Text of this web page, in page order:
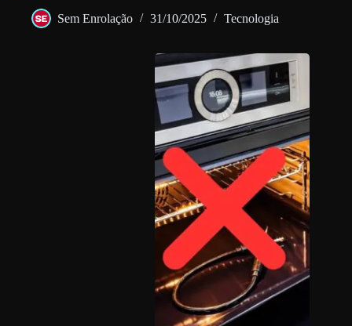
Sem Enrolação 31/10/2025 Tecnologia